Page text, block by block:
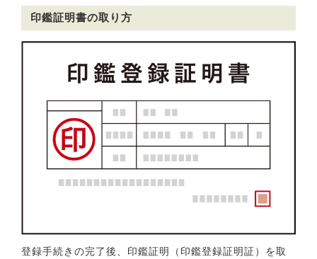
印鑑証明書の取り方
登録手続きの完了後、印鑑証明（印鑑登録証明証）を取